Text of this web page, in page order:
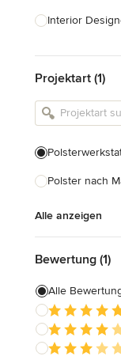
Interior
Armaturen &
Projektart (1)
Polster nach
Alle anzeigen
Bewertung (1)
Alle